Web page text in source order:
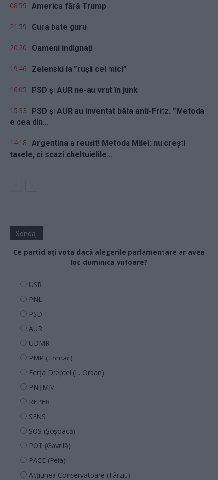
08.59 America fără Trump
21.59 Gura bate guru
20.20 Oameni indignați
19.46 Zelenski la ”rușii cei mici”
16.05 PSD și AUR ne-au vrut în junk
15.33
PSD și AUR au inventat bâta anti-Fritz. ”Metoda
e cea din...
14.18 Argentina a reușit! Metoda Milei: nu crești
taxele, ci scazi cheltuielile...
Sondaj
Ce partid ați vota dacă alegerile parlamentare ar avea
loc duminica viitoare?
USR
PNL
PSD
AUR
UDMR
PMP (Tomac)
Forța Dreptei (L. Orban)
PNȚMM
REPER
SENS
SOS (Șoșoacă)
POT (Gavrilă)
PACE (Peia)
Acțiunea Conservatoare (Târziu)